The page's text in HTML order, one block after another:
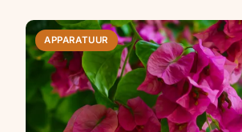
APPARATUUR